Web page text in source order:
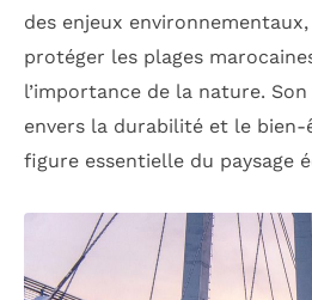
des enjeux
protéger les plages
l’importance de la nature.
envers la durabilité et le bien-
figure essentielle du paysage